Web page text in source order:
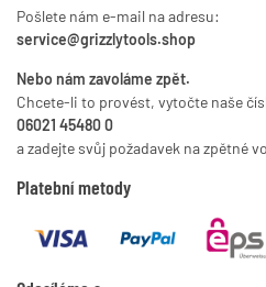
Pošlete nám e-mail na adresu:
service@grizzlytools.shop
Nebo nám zavoláme zpět.
Chcete-li to provést, vytočte naše
06021 45480 0
a zadejte svůj požadavek na zpětné
Platební metody